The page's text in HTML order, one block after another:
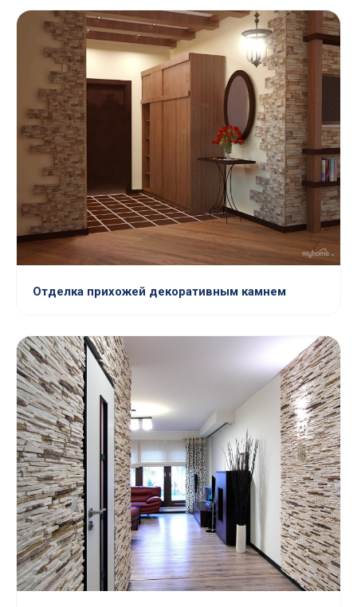
Отделка прихожей декоративным камнем